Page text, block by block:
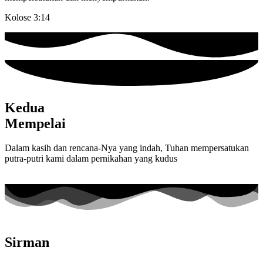
Kolose 3:14
Kedua
Mempelai
Dalam kasih dan rencana-Nya yang indah, Tuhan mempersatukan
putra-putri kami dalam pernikahan yang kudus
Sirman